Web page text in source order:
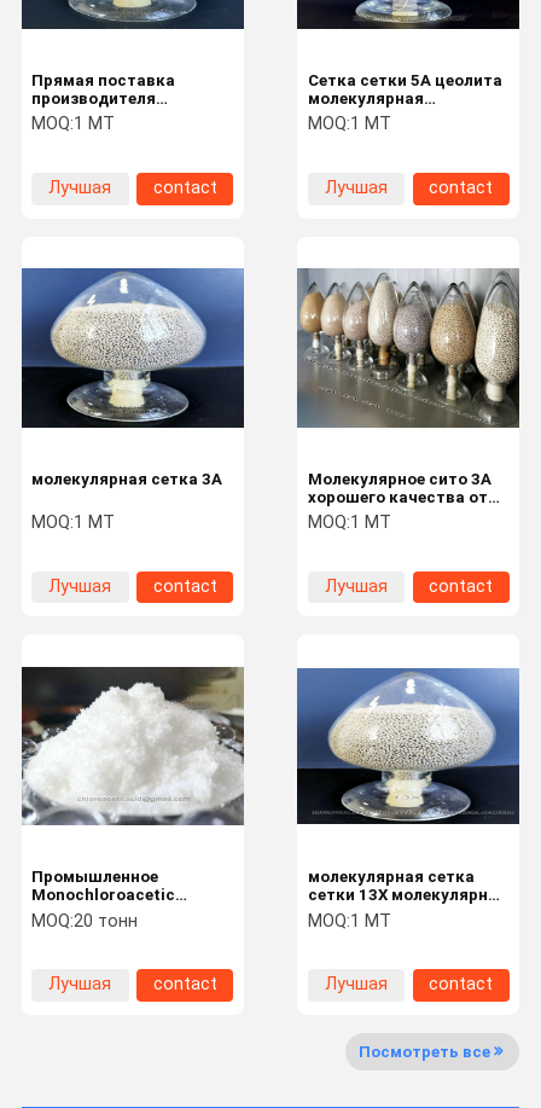
По Заводу
Сетка сетки 5A цеолита
молекулярная
молекулярная с
хорошей высокой
MOQ:1 MT
Лучшая
contact
Прямая поставка
производителя
молекулярное сито 4A с
хорошим качеством
MOQ:1 MT
Лучшая
contact
Молекулярное сито 3A
хорошего качества от
производителя
молекулярного сита с
конкурентоспособной
цене
MOQ:1 MT
Лучшая
contact
молекулярная сетка 3A
MOQ:1 MT
Лучшая
contact
молекулярная сетка
сетки 13X молекулярная
с высокоемкими
адсорбентами и
перемещения массы
MOQ:1 MT
Лучшая
contact
Промышленное
Monochloroacetic
кисловочное 98% с CAS
79-11-8 для CMC
MOQ:20 тонн
Лучшая
contact
Посмотреть все